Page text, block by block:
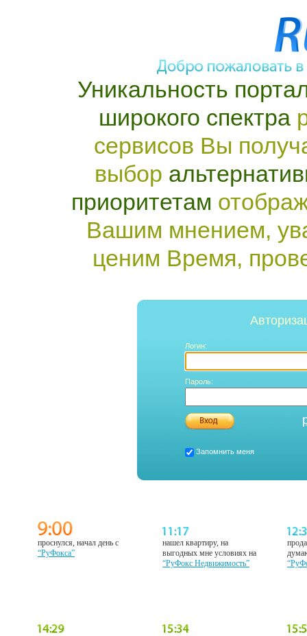
Уникальность
широкого спектра
сервисов Вы
выбор
приоритетам
Вашим мнением,
ценим Время,
Логин:
Пароль:
Запомнить меня
проснулся, начал день с
“РуФокса”
нашел квартиру, на
выгодных мне условиях на
“РуФокс Недвижимость”